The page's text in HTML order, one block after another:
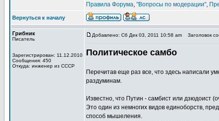
Правила Форума, "Вопросы по модерации",
Вернуться к началу
Грибник
Писатель
Зарегистрирован: 11.12.2010
Сообщения: 450
Откуда: инженер из СССР
Добавлено: Сб Дек 03, 2011 10:58 am Заголовок
Политическое самбо
Перечитав еще раз все, что здесь написали
раздуминам.
Известно, что Путин - самбист или дзюдоист
Это один из немногих видов единоборств,
способ мышеления.